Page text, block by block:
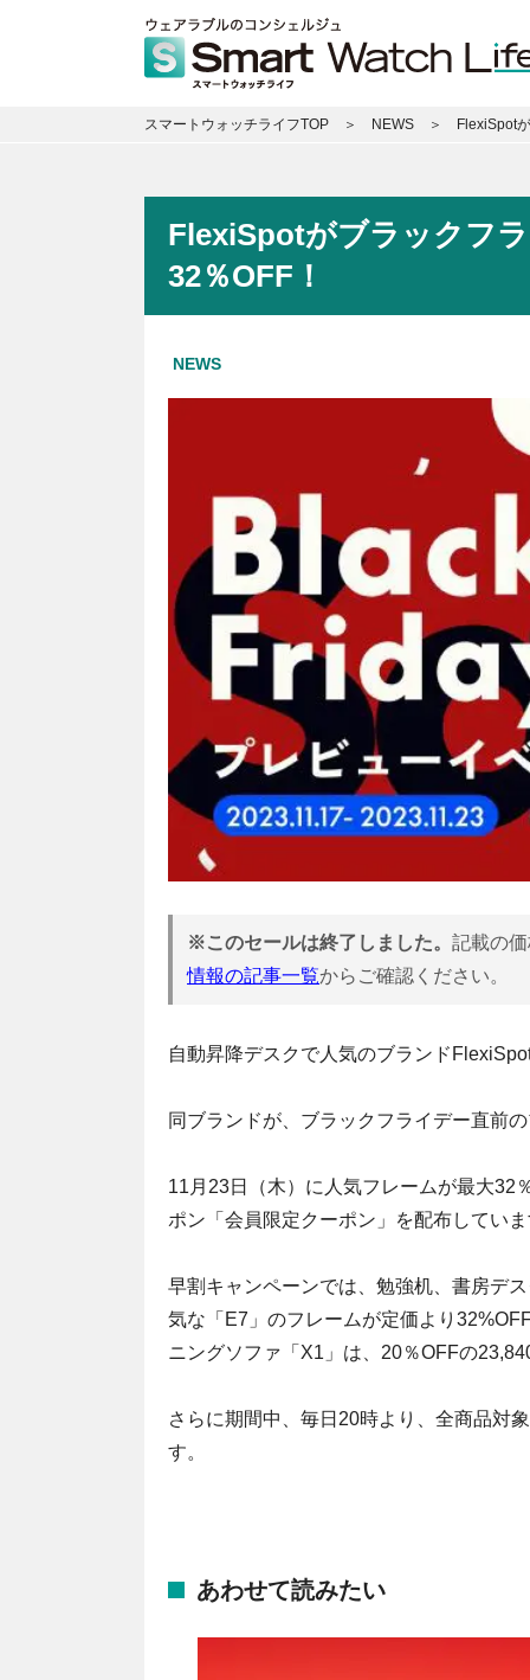
スマートウォッチライフTOP NEWS FlexiSpot
FlexiSpotがブラックフ
32％OFF！
NEWS
※このセールは終了しました。 記載の
情報の記事一覧からご確認ください。
自動昇降デスクで人気のブランド
同ブランドが、ブラックフライデー直前
11月23日（木）に人気フレームが最大32
ポン「会員限定クーポン」を配布してい
早割キャンペーンでは、勉強机、書房デ
気な「E7」のフレームが定価より
ニングソファ「X1」は、20％OFFの
さらに期間中、毎日20時より、全商品対
す。
あわせて読みたい